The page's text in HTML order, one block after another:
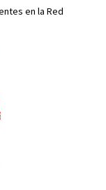
en la Red